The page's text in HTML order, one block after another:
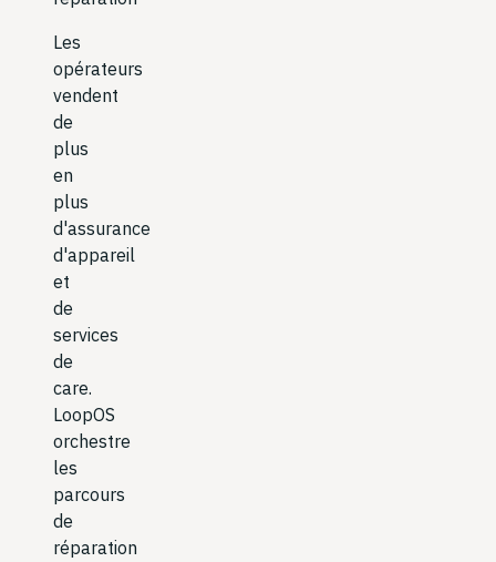
Les
opérateurs
vendent
de
plus
en
plus
d'assurance
d'appareil
et
de
services
de
care.
LoopOS
orchestre
les
parcours
de
réparation